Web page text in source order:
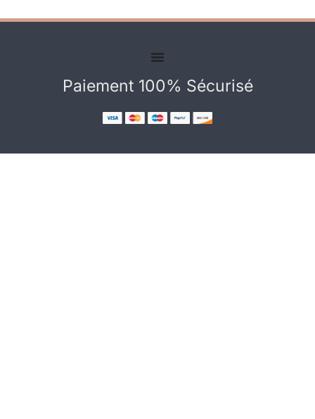
Paiement 100% Sécurisé